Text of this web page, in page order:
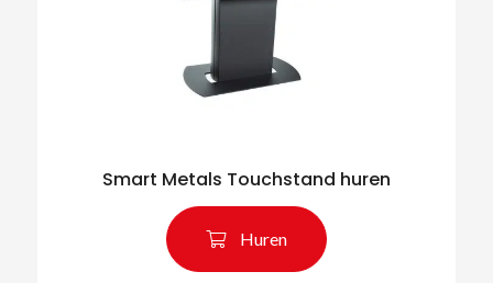
Smart Metals Touchstand huren
Huren
Zoeken naar producten